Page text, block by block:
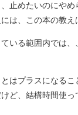
止めたいのにや
は、この本の教え
いる範囲内では、
はプラスになるこ
ど、結構時間使っ